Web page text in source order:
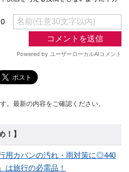
。最新の内容をご確認ください。
！】
用カバンの汚れ・雨対策に◎440
は旅行の必需品！